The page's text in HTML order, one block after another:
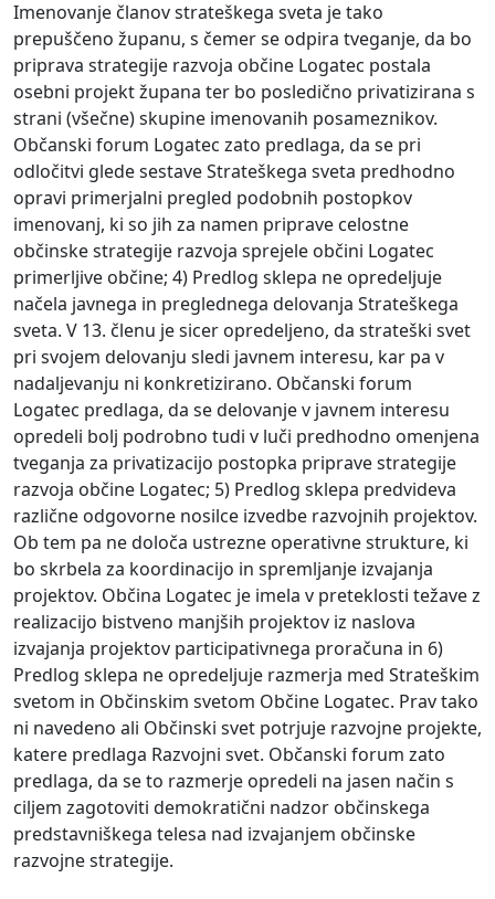
Imenovanje članov strateškega sveta je tako
prepuščeno županu, s čemer se odpira tveganje, da bo
priprava strategije razvoja občine Logatec postala
osebni projekt župana ter bo posledično privatizirana s
strani (všečne) skupine imenovanih posameznikov.
Občanski forum Logatec zato predlaga, da se pri
odločitvi glede sestave Strateškega sveta predhodno
opravi primerjalni pregled podobnih postopkov
imenovanj, ki so jih za namen priprave celostne
občinske strategije razvoja sprejele občini Logatec
primerljive občine; 4) Predlog sklepa ne opredeljuje
načela javnega in preglednega delovanja Strateškega
sveta. V 13. členu je sicer opredeljeno, da strateški svet
pri svojem delovanju sledi javnem interesu, kar pa v
nadaljevanju ni konkretizirano. Občanski forum
Logatec predlaga, da se delovanje v javnem interesu
opredeli bolj podrobno tudi v luči predhodno omenjena
tveganja za privatizacijo postopka priprave strategije
razvoja občine Logatec; 5) Predlog sklepa predvideva
različne odgovorne nosilce izvedbe razvojnih projektov.
Ob tem pa ne določa ustrezne operativne strukture, ki
bo skrbela za koordinacijo in spremljanje izvajanja
projektov. Občina Logatec je imela v preteklosti težave z
realizacijo bistveno manjših projektov iz naslova
izvajanja projektov participativnega proračuna in 6)
Predlog sklepa ne opredeljuje razmerja med Strateškim
svetom in Občinskim svetom Občine Logatec. Prav tako
ni navedeno ali Občinski svet potrjuje razvojne projekte,
katere predlaga Razvojni svet. Občanski forum zato
predlaga, da se to razmerje opredeli na jasen način s
ciljem zagotoviti demokratični nadzor občinskega
predstavniškega telesa nad izvajanjem občinske
razvojne strategije.